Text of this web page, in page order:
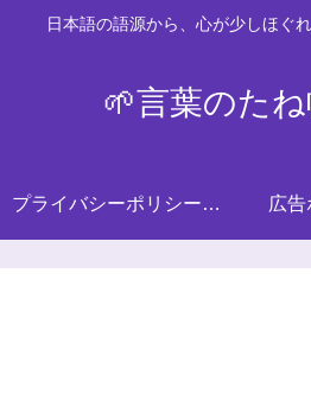
日本語の語源から、心が少しほぐれ
🌱言葉のた
プライバシーポリシー・免責事項 広